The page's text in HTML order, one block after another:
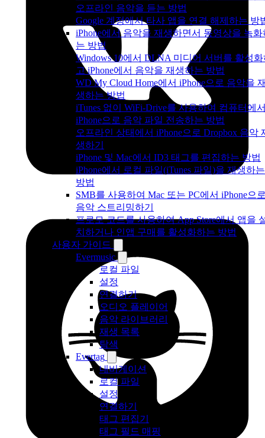
오프라인 음악을 듣는 방법
Google 계정에서 타사 앱을 연결 해제하는 방
iPhone에서 음악을 재생하면서 동영상을 녹화
는 방법
Windows 10에서 DLNA 미디어 서버를 활성
고 iPhone에서 음악을 재생하는 방법
WD My Cloud Home에서 iPhone으로 음악을
생하는 방법
iTunes 없이 WiFi-Drive를 사용하여 컴퓨터에
iPhone으로 음악 파일 전송하는 방법
오프라인 상태에서 iPhone으로 Dropbox 음악
생하기
iPhone 및 Mac에서 ID3 태그를 편집하는 방법
iPhone에서 로컬 파일(iTunes 파일)을 재생하는
방법
SMB를 사용하여 Mac 또는 PC에서 iPhone으
음악 스트리밍하기
프로모 코드를 사용하여 App Store에서 앱을
치하거나 인앱 구매를 활성화하는 방법
사용자 가이드
Evermusic
로컬 파일
설정
연결하기
오디오 플레이어
음악 라이브러리
재생 목록
탐색
Evertag
내비게이션
로컬 파일
설정
연결하기
태그 편집기
태그 필드 매핑